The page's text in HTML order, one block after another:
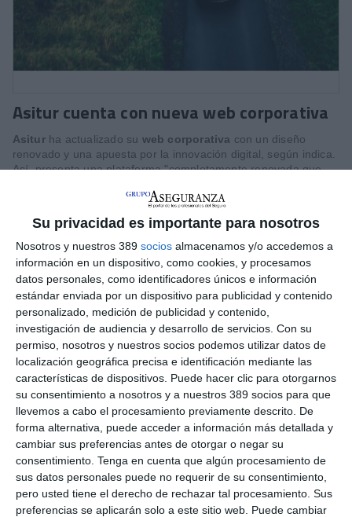
Su privacidad es importante para nosotros
Nosotros y nuestros 389 socios almacenamos y/o accedemos a
información en un dispositivo, como cookies, y procesamos
datos personales, como identificadores únicos e información
estándar enviada por un dispositivo para publicidad y contenido
personalizado, medición de publicidad y contenido,
investigación de audiencia y desarrollo de servicios. Con su
permiso, nosotros y nuestros socios podemos utilizar datos de
localización geográfica precisa e identificación mediante las
características de dispositivos. Puede hacer clic para otorgarnos
su consentimiento a nosotros y a nuestros 389 socios para que
llevemos a cabo el procesamiento previamente descrito. De
forma alternativa, puede acceder a información más detallada y
cambiar sus preferencias antes de otorgar o negar su
consentimiento. Tenga en cuenta que algún procesamiento de
sus datos personales puede no requerir de su consentimiento,
pero usted tiene el derecho de rechazar tal procesamiento. Sus
preferencias se aplicarán solo a este sitio web. Puede cambiar
Asitur cuenta con nueva web corporativa
Asitur ha actualizado su web corporativa con un diseño
renovado y una apuesta por la innovación digital, según indica.
Así, presenta una plataforma "completamente renovada que
de asistencia para el sector asegurador y que refleja su firme
de la experiencia de usuario".
Destaca que estos cambios responder a la necesidad de
proyectar una "imagen coherente con los valores que definen a
la compañía: espíritu de ayuda, flexibilidad, orgullo de
pertenencia, compromiso y responsabilidad". Indica que cuenta
con un look más visual, dinámico y accesible, con contenidos
reorganizados y una mejora significativa en la usabilidad.
Además, se han actualizado los recursos gráficos y visuales
para transmitir una imagen más actual y consistente con el
posicionamiento de Asitur.
Si quiere recibir diariamente y GRATIS noticias como esta,
pinche aquí.
LO ÚLTIMO
Reale asegura la 72ª edición del Festival Internacional de Teatro